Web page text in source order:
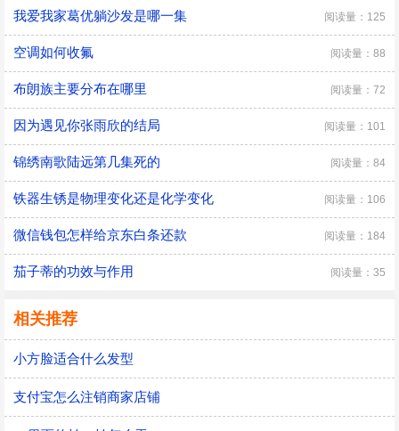
我爱我家葛优躺沙发是哪一集 阅读量：125
空调如何收氟 阅读量：88
布朗族主要分布在哪里 阅读量：72
因为遇见你张雨欣的结局 阅读量：101
锦绣南歌陆远第几集死的 阅读量：84
铁器生锈是物理变化还是化学变化 阅读量：106
微信钱包怎样给京东白条还款 阅读量：184
茄子蒂的功效与作用 阅读量：35
相关推荐
小方脸适合什么发型
支付宝怎么注销商家店铺